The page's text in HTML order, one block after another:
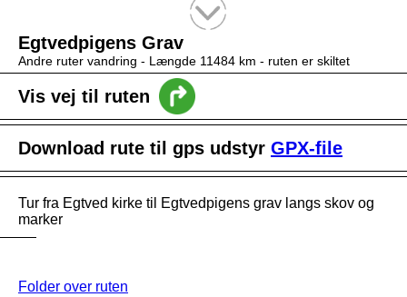
Egtvedpigens Grav
Andre ruter vandring - Længde 11484 km - ruten er skiltet
Vis vej til ruten
Download rute til gps udstyr GPX-file
Tur fra Egtved kirke til Egtvedpigens grav langs skov og
marker
Folder over ruten